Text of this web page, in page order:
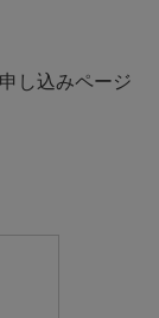
し込みページ